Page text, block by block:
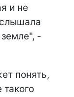
и не
-
понять,